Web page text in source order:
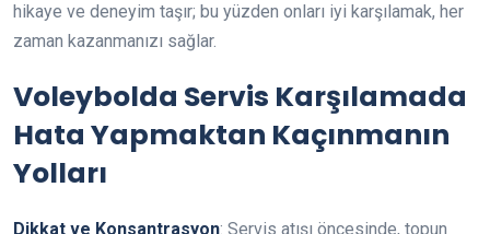
hikaye ve deneyim taşır; bu yüzden onları iyi karşılamak, her
zaman kazanmanızı sağlar.
Voleybolda Servis Karşılamada
Hata Yapmaktan Kaçınmanın
Yolları
Dikkat ve Konsantrasyon: Servis atışı öncesinde, topun